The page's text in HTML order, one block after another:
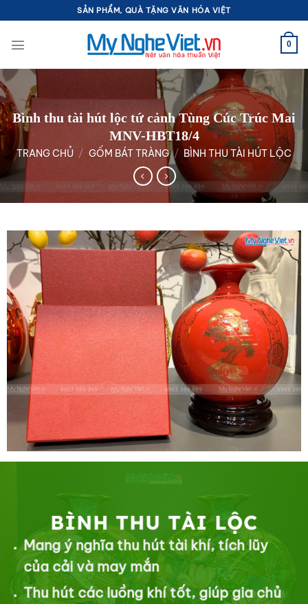
qua
nội
SẢN PHẨM, QUÀ TẶNG VĂN HÓA VIỆT
0
Bình thu tài hút lộc tứ cảnh Tùng Cúc Trúc Mai
MNV-HBT18/4
TRANG CHỦ / GỐM BÁT TRÀNG / BÌNH THU TÀI HÚT LỘC
BÌNH THU TÀI LỘC
Mang ý nghĩa thu hút tài khí, tích lũy
của cải và may mắn
Thu hút các luồng khí tốt, giúp gia chủ